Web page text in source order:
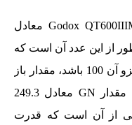
حال عدد راهنمای فلاش گودکس Godox QT600IIIM معادل
می‌باشد. منظور از این عدد آن است که
اگر فاصله فلاش تا سوژه 76 متر و ایزو آن 100 باشد، مقدار باز
بودن دیافراگم به اندازه‌ای است که مقدار GN معادل 249.3
از آن است که قدرت